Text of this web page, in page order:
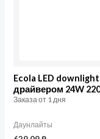
Ecola LED
драйвером 24W
Заказа от 1 дня
Даунлайты